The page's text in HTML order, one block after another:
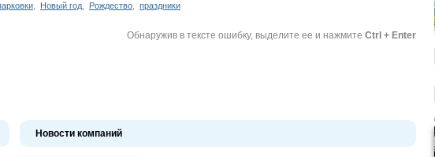
Новый год Рождество праздники
Обнаружив в тексте ошибку, выделите ее и нажмите Ctrl + Enter
Новости компаний